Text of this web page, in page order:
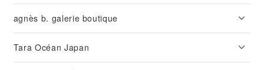
agnès b. galerie boutique
Tara Océan Japan